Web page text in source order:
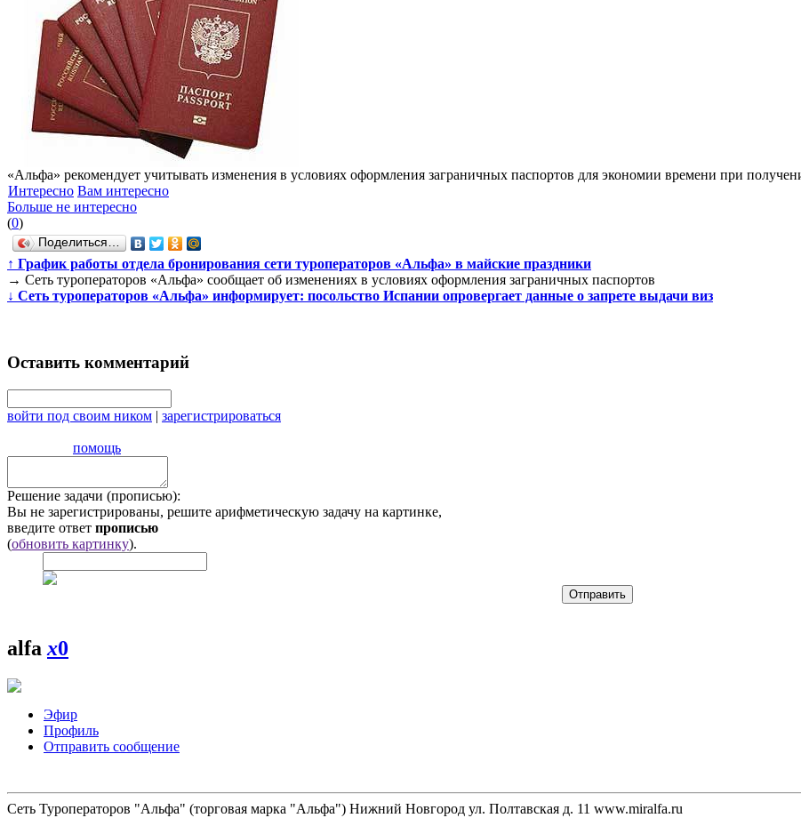
«Альфа» рекомендует учитывать изменения в условиях оформления заграничных паспортов для экономии времени при
Интересно Вам интересно
Больше не интересно
(0)
Поделиться…
↑ График работы отдела бронирования сети туроператоров «Альфа» в майские праздники
→ Сеть туроператоров «Альфа» сообщает об изменениях в условиях оформления заграничных паспортов
↓ Сеть туроператоров «Альфа» информирует: посольство Испании опровергает данные о запрете выдачи виз
Оставить комментарий
войти под своим ником | зарегистрироваться
помощь
Решение задачи (прописью):
Вы не зарегистрированы, решите арифметическую задачу на картинке,
введите ответ прописью
(обновить картинку).
alfax0
Эфир
Профиль
Отправить сообщение
Сеть Туроператоров "Альфа" (торговая марка "Альфа") Нижний Новгород ул. Полтавская д. 11 www.miralfa.ru